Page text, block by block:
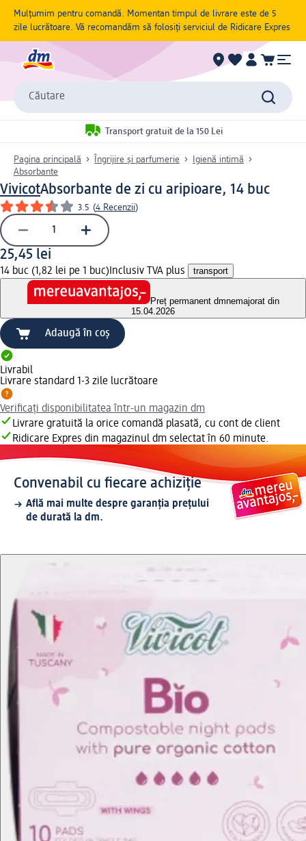
Mulțumim pentru comandă. Momentan timpul de livrare este de 5
zile lucrătoare. Vă recomandăm să folosiți serviciul de Ridicare Expres
Căutare
Transport gratuit de la 150 Lei
Pagina principală Îngrijire și parfumerie
Igienă intimă
Absorbante
VivicotAbsorbante de zi cu aripioare, 14 buc
3.5 (4 Recenzii)
25,45 lei
14 buc (1,82 lei pe 1 buc) Inclusiv TVA plus transport
Preț permanent dmnemajorat din
15.04.2026
Adaugă în coș
Livrabil
Livrare standard 1-3 zile lucrătoare
Verificați disponibilitatea într-un magazin dm
Livrare gratuită la orice comandă plasată, cu cont de client
Ridicare Expres din magazinul dm selectat în 60 minute.
Convenabil cu fiecare achiziție
Află mai multe despre garanția prețului
de durată la dm.